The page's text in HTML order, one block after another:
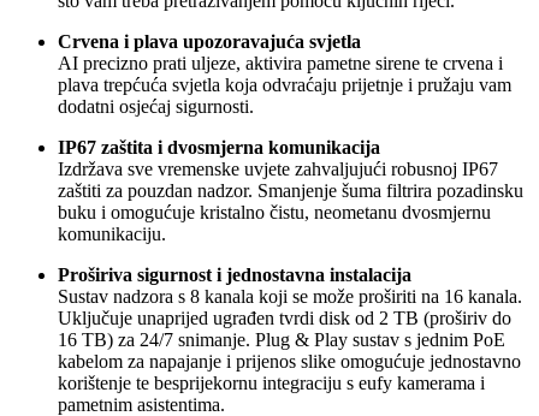
Crvena i plava upozoravajuća svjetla
AI precizno prati uljeze, aktivira pametne sirene te crvena i
plava trepćuća svjetla koja odvraćaju prijetnje i pružaju vam
dodatni osjećaj sigurnosti.
IP67 zaštita i dvosmjerna komunikacija
Izdržava sve vremenske uvjete zahvaljujući robusnoj IP67
zaštiti za pouzdan nadzor. Smanjenje šuma filtrira pozadinsku
buku i omogućuje kristalno čistu, neometanu dvosmjernu
komunikaciju.
Proširiva sigurnost i jednostavna instalacija
Sustav nadzora s 8 kanala koji se može proširiti na 16 kanala.
Uključuje unaprijed ugrađen tvrdi disk od 2 TB (proširiv do
16 TB) za 24/7 snimanje. Plug & Play sustav s jednim PoE
kabelom za napajanje i prijenos slike omogućuje jednostavno
korištenje te besprijekornu integraciju s eufy kamerama i
pametnim asistentima.